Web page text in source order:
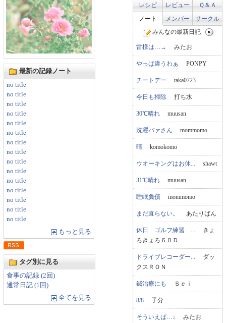
最新の記録ノート
no title
no title
no title
no title
no title
no title
no title
no title
no title
no title
no title
no title
no title
no title
no title
もっと見る
タグ別に見る
食事の記録 (2回)
通常日記 (1回)
全てを見る
レシピ レビュー
Ｑ＆Ａ
ノート
メンバー
サークル
みんなの最新日記
雷様は…→ みたお
やっぱ違うわぁ PONPY
チートデー taka0723
今日も掃除 打ち水
30℃晴れ muusan
洗濯バァさん mommomo
晴 komokomo
ウオーキングはお休... shawt
31℃晴れ muusan
睡眠負債 mommomo
まだ直らない。 あたりばん
休日 ゴルフ練習 ...
きょ
ろきょろ６０Ｄ
ドライブレコーダー...
ダッ
クスＲＯＮ
鍼治療にも Ｓｅｉ
8/8 子分
そういえば…↓ みたお